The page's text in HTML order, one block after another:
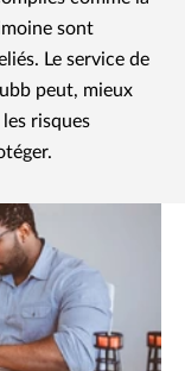
sont
Le service de
peut, mieux
risques